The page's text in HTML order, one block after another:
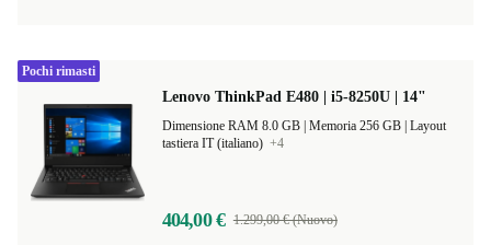
Lenovo ThinkPad E480 | i5-8250U | 14"
Layout
tastiera IT (italiano) +4
404,00 € 1.299,00 € (Nuovo)
Pochi rimasti